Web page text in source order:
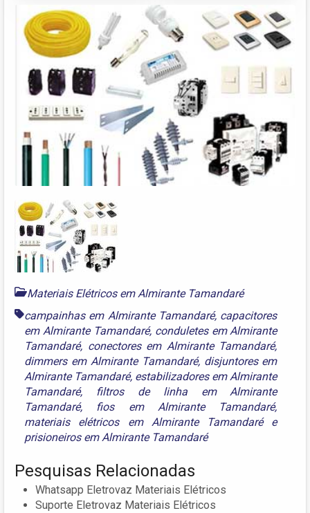
Materiais Elétricos em Almirante Tamandaré
campainhas em Almirante Tamandaré, capacitores
em Almirante Tamandaré, conduletes em Almirante
Tamandaré, conectores em Almirante Tamandaré,
dimmers em Almirante Tamandaré, disjuntores em
Almirante Tamandaré, estabilizadores em Almirante
Tamandaré, filtros de linha em Almirante
Tamandaré, fios em Almirante Tamandaré,
materiais elétricos em Almirante Tamandarée
prisioneiros em Almirante Tamandaré
Pesquisas Relacionadas
Whatsapp Eletrovaz Materiais Elétricos
Suporte Eletrovaz Materiais Elétricos